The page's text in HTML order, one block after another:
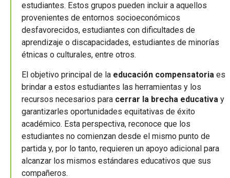
estudiantes. Estos grupos pueden incluir a aquellos
provenientes de entornos socioeconómicos
desfavorecidos, estudiantes con dificultades de
aprendizaje o discapacidades, estudiantes de minorías
étnicas o culturales, entre otros.
El objetivo principal de la educación compensatoria es
brindar a estos estudiantes las herramientas y los
recursos necesarios para cerrar la brecha educativa y
garantizarles oportunidades equitativas de éxito
académico. Esta perspectiva, reconoce que los
estudiantes no comienzan desde el mismo punto de
partida y, por lo tanto, requieren un apoyo adicional para
alcanzar los mismos estándares educativos que sus
compañeros.